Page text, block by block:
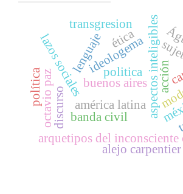
aspectos inteligibles
buenos aires
arquetipos del
lazos socialeslenguaje
discurso américa latina
ideologema
alejo carpentier
octavio paz banda civil
transgresion
politica acción
ética
política